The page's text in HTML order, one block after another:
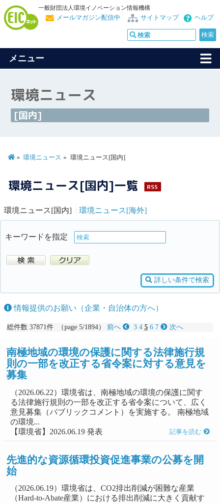
一般財団法人環境イノベーション情報機構
ヘルプ
サイトマップ
メールマガジン配信中
メニュー
環境ニュース
[国内]
環境ニュース 環境ニュース[国内]
環境ニュース[国内]一覧 RSS
環境ニュース[国内] 環境ニュース[海外]
キーワードを指定
詳しい条件で検索
情報提供のお願い（企業・自治体の方へ）
総件数 37871件 （page 5/1894） 前へ 3 4 5 6 7 次へ
南極地域の環境の保護に関する法律施行規
則の一部を改正する省令案に対する意見を
募集
（2026.06.22）環境省は、南極地域の環境の保護に関す
る法律施行規則の一部を改正する省令案について、広く
意見募集（パブリックコメント）を実施する。 南極地域
の環境...
【環境省】2026.06.19 発表
記事を読む
先進的な資源循環投資促進事業の公募を開
始
（2026.06.19）環境省は、CO2排出削減が困難な産業
（Hard-to-Abate産業）における排出削減に大きく貢献す